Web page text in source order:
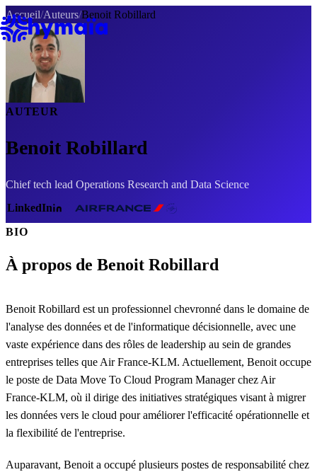
Accueil/Auteurs/Benoit Robillard
AUTEUR
Benoit Robillard
Chief tech lead Operations Research and Data Science
LinkedIn
BIO
À propos de Benoit Robillard
Benoit Robillard est un professionnel chevronné dans le domaine de
l'analyse des données et de l'informatique décisionnelle, avec une
vaste expérience dans des rôles de leadership au sein de grandes
entreprises telles que Air France-KLM. Actuellement, Benoit occupe
le poste de Data Move To Cloud Program Manager chez Air
France-KLM, où il dirige des initiatives stratégiques visant à migrer
les données vers le cloud pour améliorer l'efficacité opérationnelle et
la flexibilité de l'entreprise.
Auparavant, Benoit a occupé plusieurs postes de responsabilité chez
Panneau de gestion des cookies